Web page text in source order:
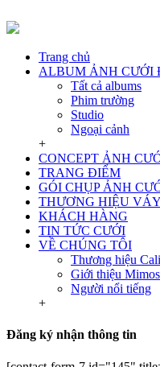
Trang chủ
ALBUM ẢNH CƯỚI
Tất cả albums
Phim trường
Studio
Ngoại cảnh
+
CONCEPT ẢNH
TRANG ĐIỂM
GÓI CHỤP ẢNH
THƯƠNG HIỆU
KHÁCH HÀNG
TIN TỨC CƯỚI
VỀ CHÚNG TÔI
Thương hiệu
Giới thiệu
Người nổi tiếng
+
Đăng ký nhận thông tin